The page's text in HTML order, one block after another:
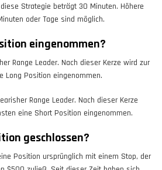
Strategie beträgt 30 Minuten. Höhere
oder Tage sind möglich.
eingenommen?
Range Leader. Nach dieser Kerze wird zur
Long Position eingenommen.
Range Leader. Nach dieser Kerze
eine Short Position eingenommen.
geschlossen?
Position ursprünglich mit einem Stop, der